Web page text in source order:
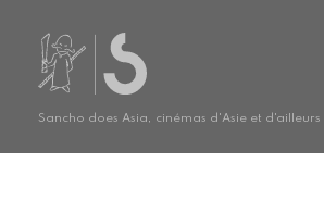
Sancho does Asia, cinémas d'Asie et d'ailleurs